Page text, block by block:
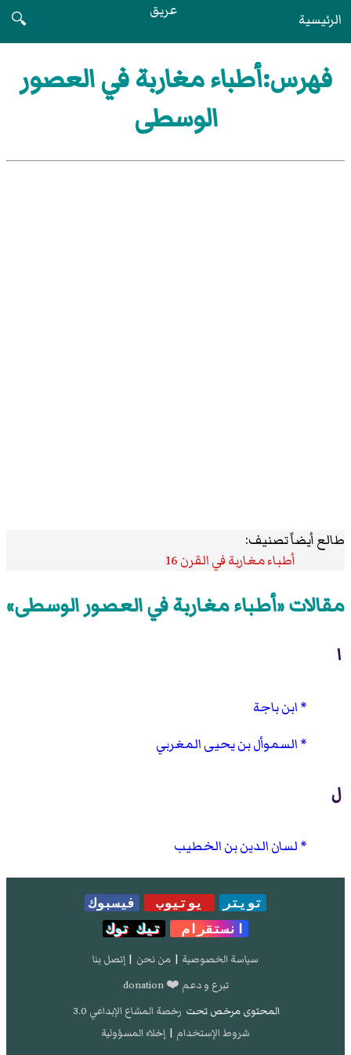
الرئيسية عريق
🔍
فهرس:أطباء مغاربة في العصور
الوسطى
طالع أيضاً تصنيف:
أطباء مغاربة في القرن 16
مقالات «أطباء مغاربة في العصور الوسطى»
ا
ابن باجة
السموأل بن يحيى المغربي
ل
لسان الدين بن الخطيب
تويتر يوتيوب
فيسبوك
انستقرام
تيك توك
سياسة الخصوصية | من نحن | إتصل بنا
تبرع و دعم ❤️ donation
المحتوى مرخص تحت رخصة المشاع الإبداعي 3.0
شروط الإستخدام | إخلاء المسؤولية